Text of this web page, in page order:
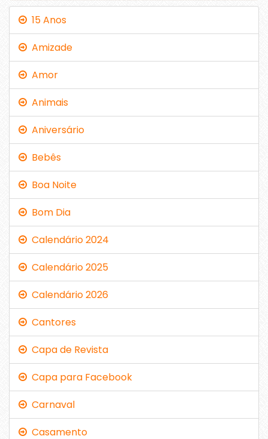
15 Anos
Amizade
Amor
Animais
Aniversário
Bebês
Boa Noite
Bom Dia
Calendário 2024
Calendário 2025
Calendário 2026
Cantores
Capa de Revista
Capa para Facebook
Carnaval
Casamento